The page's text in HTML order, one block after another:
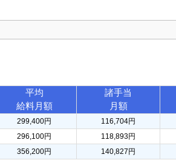
平均
給料月額
諸手当
月額
299,400円 116,704円
296,100円 118,893円
356,200円 140,827円